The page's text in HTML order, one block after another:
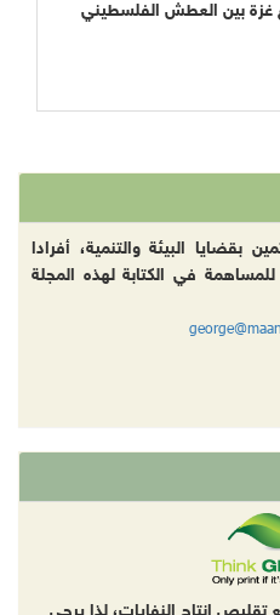
غزة بين العطش الفلسطيني
بقضايا البيئة والتنمية، أفرادا
في الكتابة لهذه المجلة